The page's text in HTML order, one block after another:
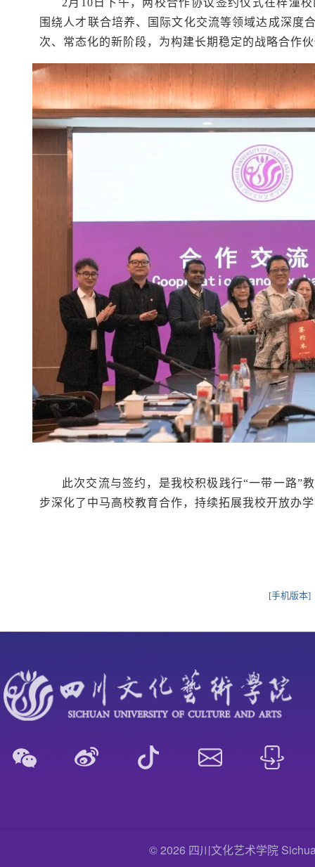
2月10日下午，两校合作协议签约仪式在梓潼
围绕人才联合培养、国际文化交流等领域达成深度
次、常态化的新阶段，为构建长期稳定的战略合作
此次交流与签约，是我校积极践行“一带一路”
步深化了中马高校教育合作，持续拓展我校开放办
[手机版本]
© 2026 四川文化艺术学院